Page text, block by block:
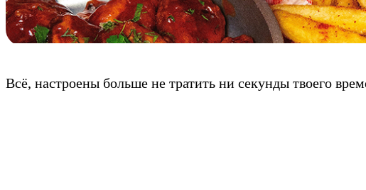
Всё, настроены больше не тратить ни секунды твоего